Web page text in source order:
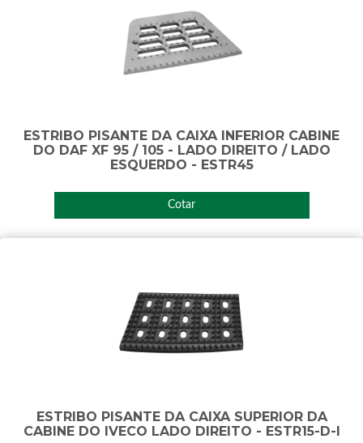
ESTRIBO PISANTE DA CAIXA INFERIOR CABINE
DO DAF XF 95 / 105 - LADO DIREITO / LADO
ESQUERDO - ESTR45
Cotar
ESTRIBO PISANTE DA CAIXA SUPERIOR DA
CABINE DO IVECO LADO DIREITO - ESTR15-D-I